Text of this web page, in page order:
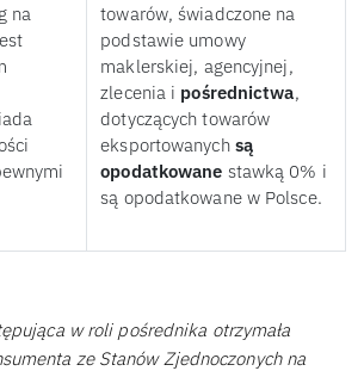
na
towarów, świadczone na
podstawie umowy
maklerskiej, agencyjnej,
zlecenia i pośrednictwa,
dotyczących towarów
eksportowanychsą
opodatkowane stawką 0% i
są opodatkowane w Polsce.
w roli pośrednika otrzymała
ze Stanów Zjednoczonych na